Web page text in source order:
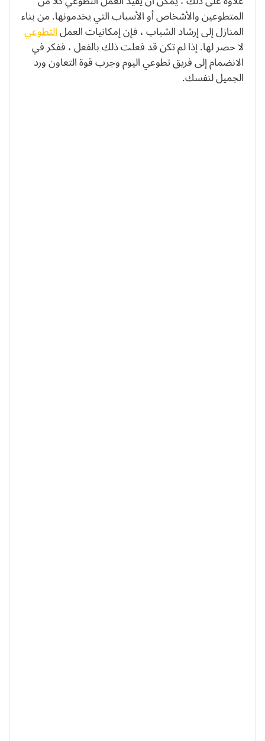
المتطوعين والأشخاص أو الأسباب التي يخدمونها. من بناء
المنازل إلى إرشاد الشباب ، فإن إمكانيات العملالتطوعي
لا حصر لها. إذا لم تكن قد فعلت ذلك بالفعل ، ففكر في
الانضمام إلى فريق تطوعي اليوم وجرب قوة التعاون ورد
الجميل لنفسك.